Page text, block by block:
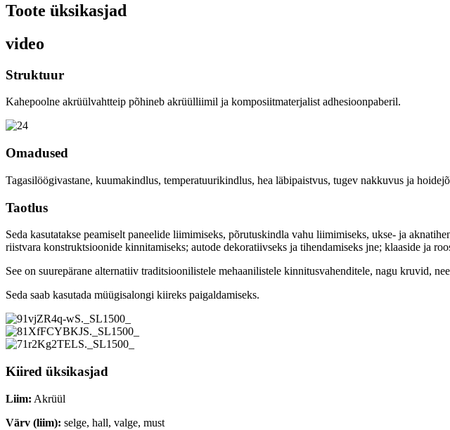
Toote üksikasjad
video
Struktuur
Kahepoolne akrüülvahtteip põhineb akrüülliimil ja komposiitmaterjalist adhesioonpaberil.
Omadused
Tagasilöögivastane, kuumakindlus, temperatuurikindlus, hea läbipaistvus, tugev nakkuvus ja
Taotlus
Seda kasutatakse peamiselt paneelide liimimiseks, põrutuskindla vahu liimimiseks, ukse- ja
riistvara konstruktsioonide kinnitamiseks; autode dekoratiivseks ja tihendamiseks jne; klaaside ja
See on suurepärane alternatiiv traditsioonilistele mehaanilistele kinnitusvahenditele, nagu kruvid,
Seda saab kasutada müügisalongi kiireks paigaldamiseks.
Kiired üksikasjad
Liim: Akrüül
Värv (liim): selge, hall, valge, must